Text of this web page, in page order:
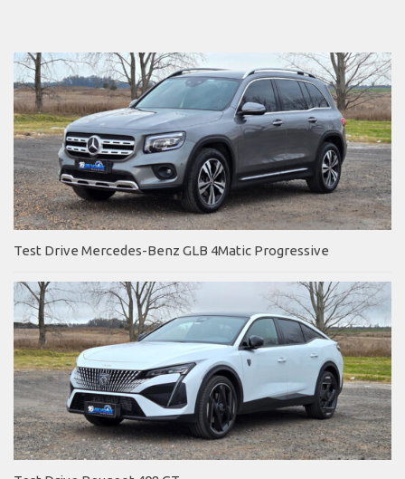
Test Drive Mercedes-Benz GLB 4Matic Progressive